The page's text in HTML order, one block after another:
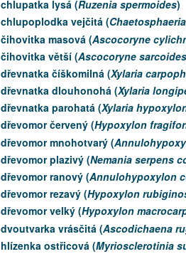
chlupatka lysá (Ruzenia spermoides)
chlupoplodka vejčitá (
čihovitka masová (Ascocoryne
čihovitka větší (Ascocoryne sarcoides
dřevnatka číškomilná (Xylaria
dřevnatka dlouhonohá (Xylaria
dřevnatka parohatá (Xylaria
dřevomor červený (Hypoxylon
dřevomor mnohotvarý (
dřevomor plazivý (Nemania serpens
dřevomor ranový (Annulohypoxylon
dřevomor rezavý (Hypoxylon
dřevomor velký (Hypoxylon
dvoutvarka vrásčitá (Ascodichaena
hlízenka ostřicová (Myriosclerotinia